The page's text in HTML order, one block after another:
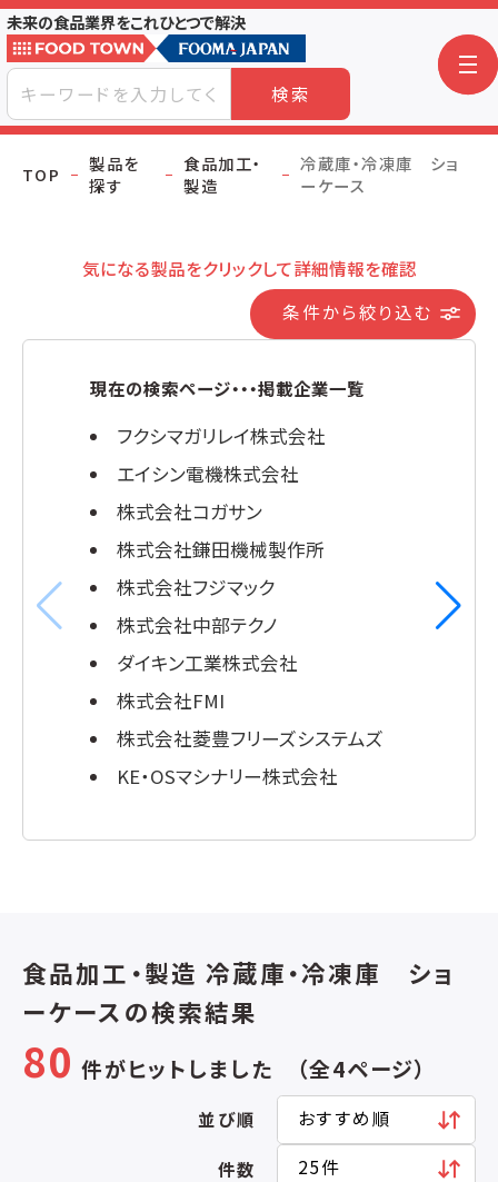
未来の食品業界をこれひとつで解決
検索
TOP
製品を
探す
食品加工・
製造
冷蔵庫・冷凍庫 ショ
ーケース
気になる製品をクリックして詳細情報を確認
条件から絞り込む
現在の検索ページ・・・掲載企業一覧
フクシマガリレイ株式会社
エイシン電機株式会社
株式会社コガサン
株式会社鎌田機械製作所
株式会社フジマック
株式会社中部テクノ
ダイキン工業株式会社
株式会社FMI
株式会社菱豊フリーズシステムズ
KE・OSマシナリー株式会社
食品加工・製造 冷蔵庫・冷凍庫 ショ
ーケースの検索結果
80 件がヒットしました （全4ページ）
並び順
件数